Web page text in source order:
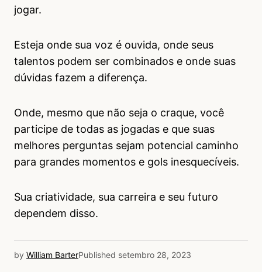
jogar.
Esteja onde sua voz é ouvida, onde seus
talentos podem ser combinados e onde suas
dúvidas fazem a diferença.
Onde, mesmo que não seja o craque, você
participe de todas as jogadas e que suas
melhores perguntas sejam potencial caminho
para grandes momentos e gols inesquecíveis.
Sua criatividade, sua carreira e seu futuro
dependem disso.
by William BarterPublished setembro 28, 2023